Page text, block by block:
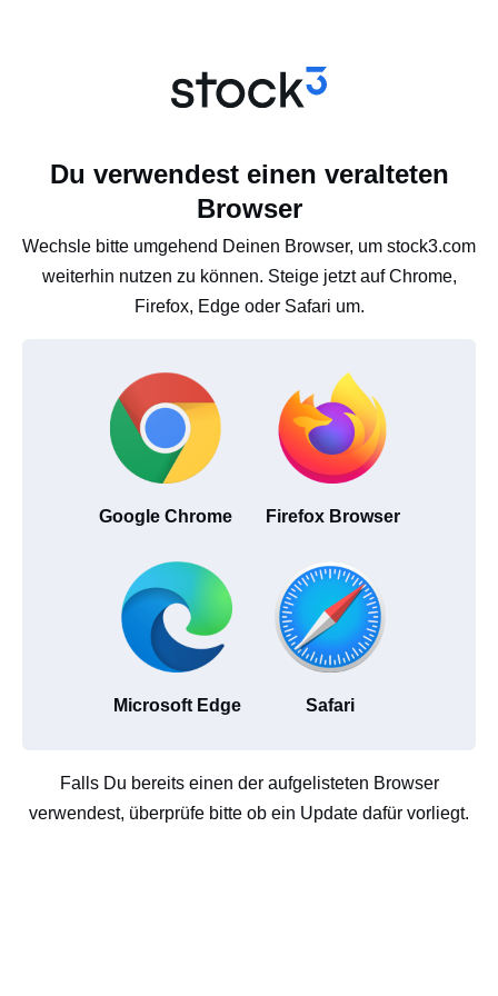
Du verwendest einen veralteten
Browser
Wechsle bitte umgehend Deinen Browser, um stock3.com
weiterhin nutzen zu können. Steige jetzt auf Chrome,
Firefox, Edge oder Safari um.
Google Chrome Firefox Browser
Microsoft Edge Safari
Falls Du bereits einen der aufgelisteten Browser
verwendest, überprüfe bitte ob ein Update dafür vorliegt.